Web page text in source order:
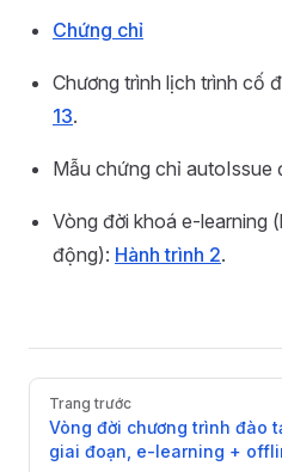
Chứng chỉ
Chương trình lịch trình cố
13.
Mẫu chứng chỉ autoIssue
Vòng đời khoá e-learning
động): Hành trình 2.
Pager
Trang trước
Vòng đời chương trình đào
giai đoạn, e-learning +